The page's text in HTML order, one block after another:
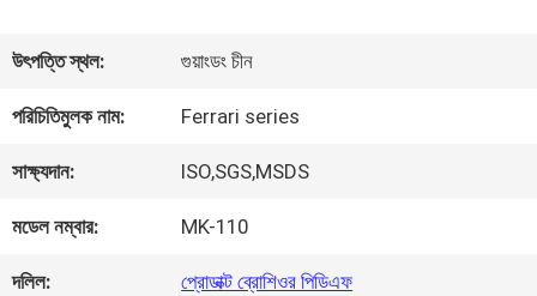
ভিডিও
আমাদের
সম্পর্কে
উৎপত্তি স্থল: গুয়াংডং চীন
পরিচিতিমুলক নাম: Ferrari series
সাক্ষ্যদান: ISO,SGS,MSDS
মডেল নম্বার: MK-110
দলিল: প্রোডাক্ট ব্রোশিওর পিডিএফ